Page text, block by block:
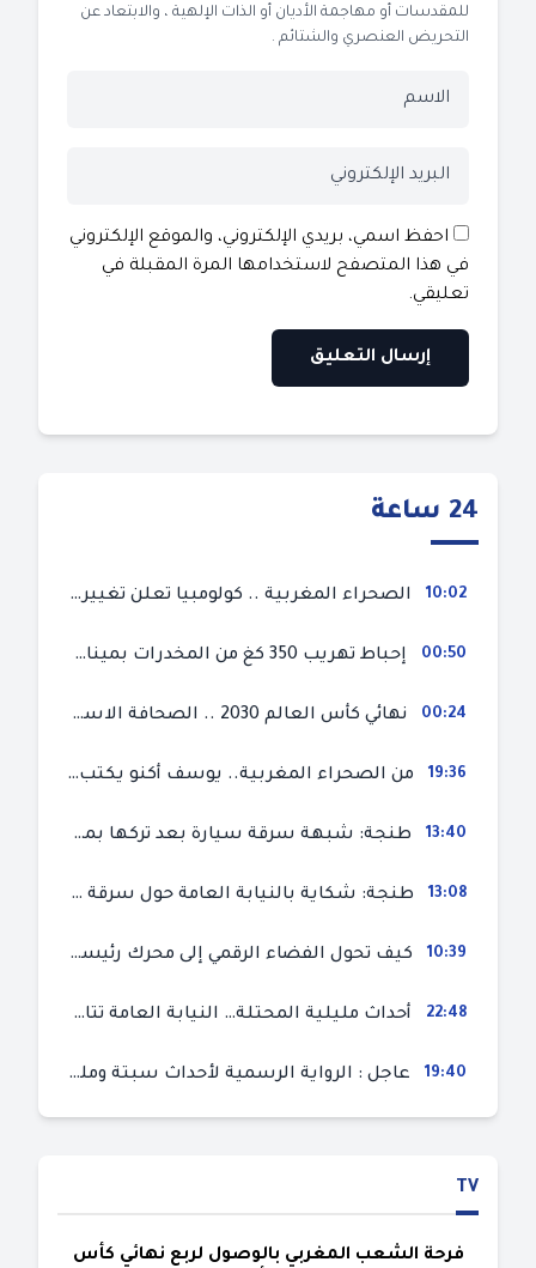
للمقدسات أو مهاجمة الأديان أو الذات الإلهية ، والابتعاد عن
التحريض العنصري والشتائم .
احفظ اسمي، بريدي الإلكتروني، والموقع الإلكتروني
في هذا المتصفح لاستخدامها المرة المقبلة في
تعليقي.
24 ساعة
10:02 الصحراء المغربية .. كولومبيا تعلن تغييرا في موقفها وتعترف بسيادة المغرب على صحرائه
00:50 إحباط تهريب 350 كغ من المخدرات بميناء طنجة المتوسط
00:24 نهائي كأس العالم 2030 .. الصحافة الاسبانية قلقة من حسم الملف لصالح المغرب و”تتهم رئيس الفيفا”
19:36 من الصحراء المغربية.. يوسف أكنو يكتب عن أزمة سبتة المحتلة ويؤكد ان الهجرة السرية ليست حلا وبناء الوطن هو الخيار الأفضل
13:40 طنجة: شبهة سرقة سيارة بعد تركها بمحل ميكانيك للإصلاح
13:08 طنجة: شكاية بالنيابة العامة حول سرقة سيارة تركها صاحبها بمحل ميكانيك للإصلاح
10:39 كيف تحول الفضاء الرقمي إلى محرك رئيسي لأحداث الهجرة في سبتة؟
22:48 أحداث مليلية المحتلة… النيابة العامة تتابع 50 متورطا في محاولة اقتحام السياح الحدودي بتهم ثقيلة
19:40 عاجل : الرواية الرسمية لأحداث سبتة ومليلية المحتلتين (وزارة الداخلية)
TV
فرحة الشعب المغربي بالوصول لربع نهائي كأس